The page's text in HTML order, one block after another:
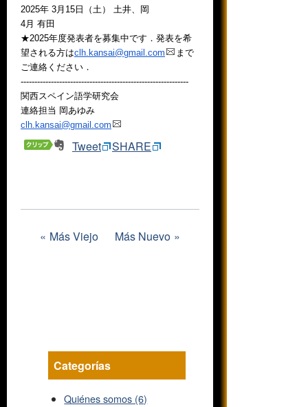
2025年 3月15日（土） 土井、岡
4月 有田
★2025年度発表者を募集中です．発表を希
望される方はclh.kansai@gmail.com
まで
ご連絡ください．
-------------------------------------------------------------
関西スペイン語学研究会
連絡担当 岡あゆみ
clh.kansai@gmail.com
Tweet SHARE
Más Viejo Más Nuevo
Categorías
Quiénes somos (6)